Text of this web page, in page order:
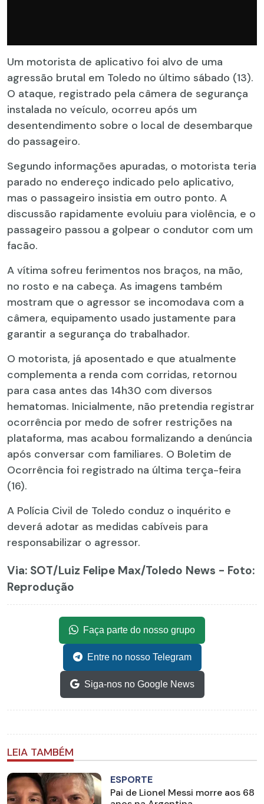
Um motorista de aplicativo foi alvo de uma
agressão brutal em Toledo no último sábado (13).
O ataque, registrado pela câmera de segurança
instalada no veículo, ocorreu após um
desentendimento sobre o local de desembarque
do passageiro.
Segundo informações apuradas, o motorista teria
parado no endereço indicado pelo aplicativo,
mas o passageiro insistia em outro ponto. A
discussão rapidamente evoluiu para violência, e o
passageiro passou a golpear o condutor com um
facão.
A vítima sofreu ferimentos nos braços, na mão,
no rosto e na cabeça. As imagens também
mostram que o agressor se incomodava com a
câmera, equipamento usado justamente para
garantir a segurança do trabalhador.
O motorista, já aposentado e que atualmente
complementa a renda com corridas, retornou
para casa antes das 14h30 com diversos
hematomas. Inicialmente, não pretendia registrar
ocorrência por medo de sofrer restrições na
plataforma, mas acabou formalizando a denúncia
após conversar com familiares. O Boletim de
Ocorrência foi registrado na última terça-feira
(16).
A Polícia Civil de Toledo conduz o inquérito e
deverá adotar as medidas cabíveis para
responsabilizar o agressor.
Via: SOT/Luiz Felipe Max/Toledo News - Foto:
Reprodução
Faça parte do nosso grupo
Entre no nosso Telegram
Siga-nos no Google News
LEIA TAMBÉM
ESPORTE
Pai de Lionel Messi morre aos 68